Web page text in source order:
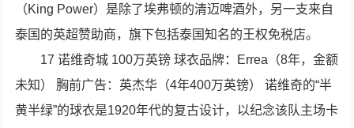
（King Power）是除了埃弗顿的清迈啤酒外，另一支来自
泰国的英超赞助商，旗下包括泰国知名的王权免税店。
17 诺维奇城 100万英镑 球衣品牌：Errea（8年，金额
未知） 胸前广告：英杰华（4年400万英镑） 诺维奇的“半
黄半绿”的球衣是1920年代的复古设计，以纪念该队主场卡